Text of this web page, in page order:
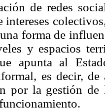
de redes
intereses
forma de
y espacios
apunta al
es decir,
por la gestión